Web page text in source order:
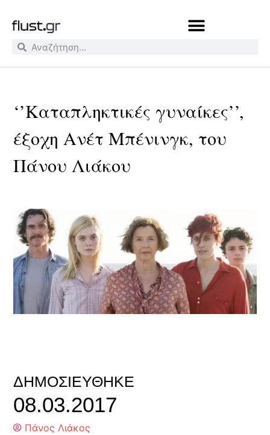
‘’Καταπληκτικές γυναίκες’’,
έξοχη Ανέτ Μπένινγκ, του
Πάνου Λιάκου
ΔΗΜΟΣΙΕΎΘΗΚΕ
08.03.2017
Πάνος Λιάκος